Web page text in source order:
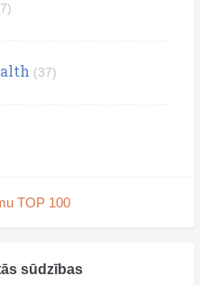
(37)
TOP 100
sūdzības